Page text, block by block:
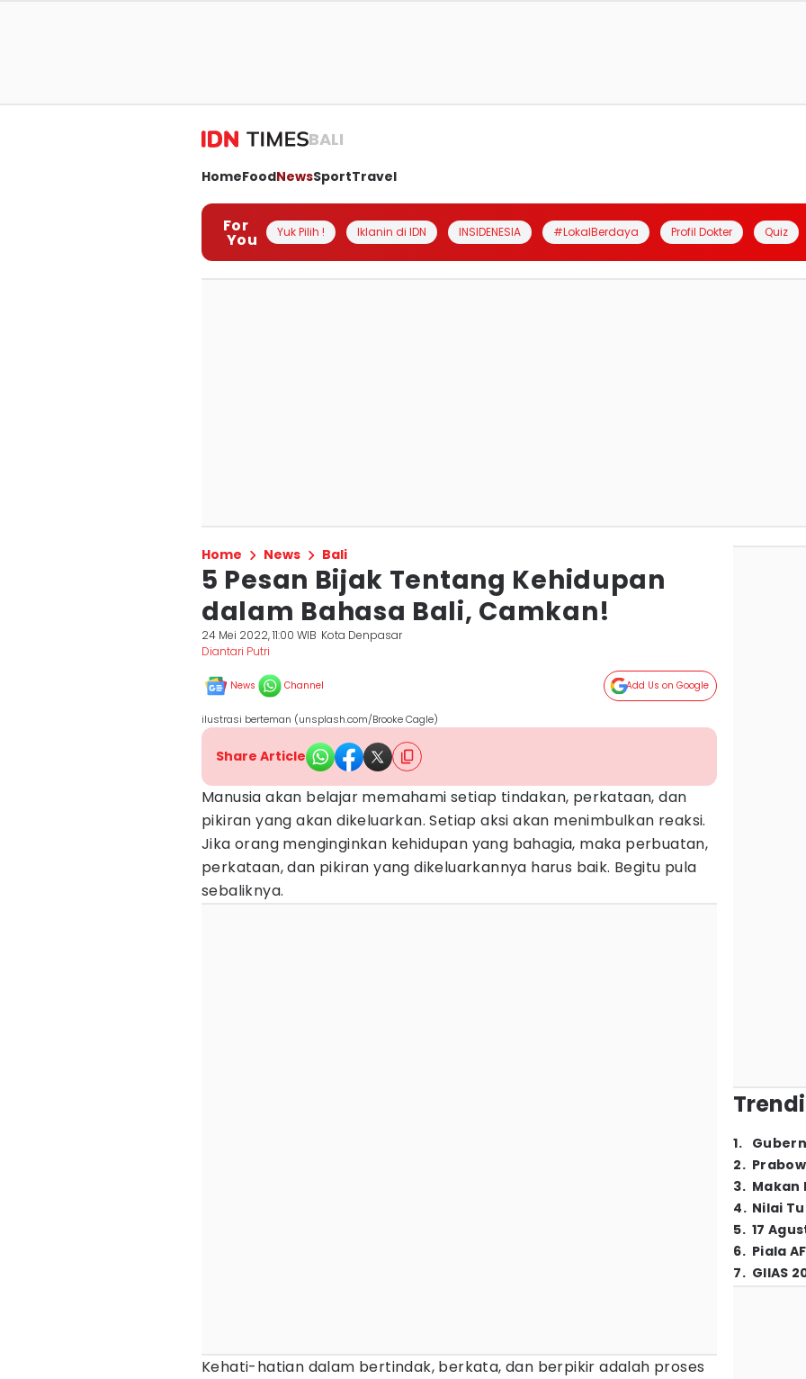
BALI
HomeFoodNewsSportTravel
For
You Yuk Pilih ! Iklanin di IDN INSIDENESIA #LokalBerdaya Profil Dokter Quiz
Home News Bali
5 Pesan Bijak Tentang Kehidupan
dalam Bahasa Bali, Camkan!
24 Mei 2022, 11:00 WIB Kota Denpasar
Diantari Putri
News Channel Add Us on Google
ilustrasi berteman (unsplash.com/Brooke Cagle)
Share Article
Manusia akan belajar memahami setiap tindakan, perkataan, dan
pikiran yang akan dikeluarkan. Setiap aksi akan menimbulkan reaksi.
Jika orang menginginkan kehidupan yang bahagia, maka perbuatan,
perkataan, dan pikiran yang dikeluarkannya harus baik. Begitu pula
sebaliknya.
Kehati-hatian dalam bertindak, berkata, dan berpikir adalah proses
1.
2.
3. Makan
4. Nilai
5. 17
6. Piala
7. GIIAS